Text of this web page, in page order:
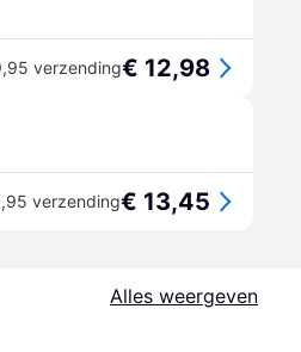
verzending€ 12,98
verzending€ 13,45
Alles weergeven